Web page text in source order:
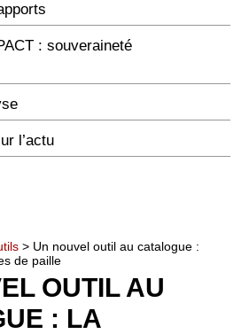
: souveraineté
l’actu
> Un nouvel outil au catalogue :
de paille
OUTIL AU
: LA